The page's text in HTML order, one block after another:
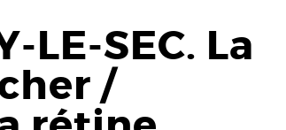
LE-SEC. La
/